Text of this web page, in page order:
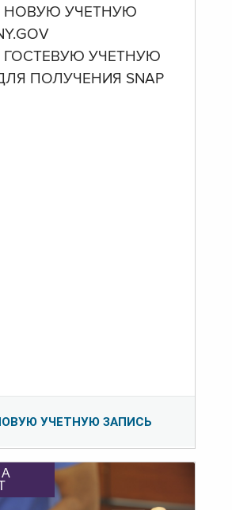
НОВУЮ УЧЕТНУЮ
ГОСТЕВУЮ УЧЕТНУЮ
ПОЛУЧЕНИЯ SNAP
УЧЕТНУЮ ЗАПИСЬ